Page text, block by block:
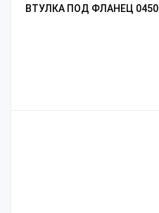
ВТУЛКА ПОД ФЛАНЕЦ 0450